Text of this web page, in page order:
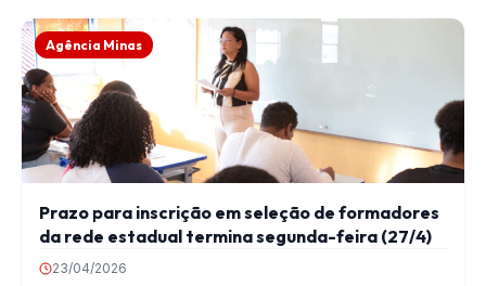
Agência Minas
Prazo para inscrição em seleção de formadores
da rede estadual termina segunda-feira (27/4)
23/04/2026